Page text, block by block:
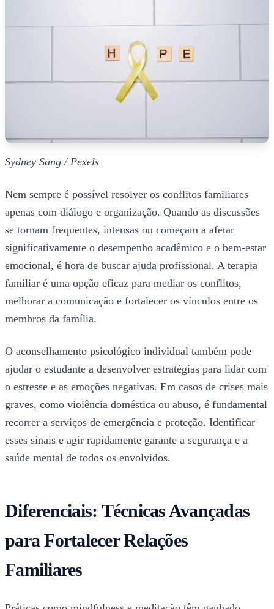
Sydney Sang / Pexels
Nem sempre é possível resolver os conflitos familiares
apenas com diálogo e organização. Quando as discussões
se tornam frequentes, intensas ou começam a afetar
significativamente o desempenho acadêmico e o bem-estar
emocional, é hora de buscar ajuda profissional. A terapia
familiar é uma opção eficaz para mediar os conflitos,
melhorar a comunicação e fortalecer os vínculos entre os
membros da família.
O aconselhamento psicológico individual também pode
ajudar o estudante a desenvolver estratégias para lidar com
o estresse e as emoções negativas. Em casos de crises mais
graves, como violência doméstica ou abuso, é fundamental
recorrer a serviços de emergência e proteção. Identificar
esses sinais e agir rapidamente garante a segurança e a
saúde mental de todos os envolvidos.
Diferenciais: Técnicas Avançadas
para Fortalecer Relações
Familiares